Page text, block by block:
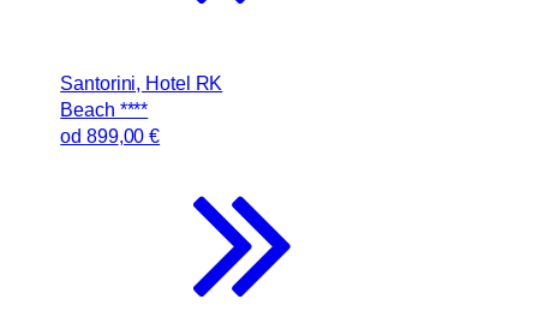
Santorini, Hotel RK
Beach ****
od 899,00 €